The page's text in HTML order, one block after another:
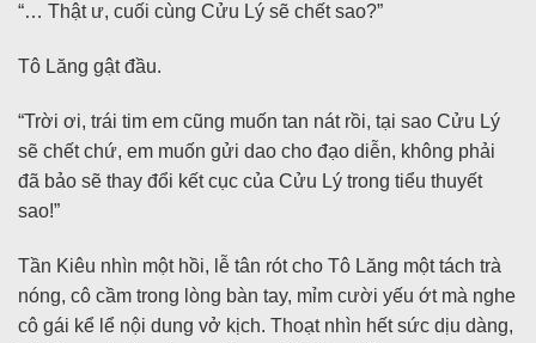
“… Thật ư, cuối cùng Cửu Lý sẽ chết sao?”
Tô Lăng gật đầu.
“Trời ơi, trái tim em cũng muốn tan nát rồi, tại sao Cửu Lý
sẽ chết chứ, em muốn gửi dao cho đạo diễn, không phải
đã bảo sẽ thay đổi kết cục của Cửu Lý trong tiểu thuyết
sao!”
Tần Kiêu nhìn một hồi, lễ tân rót cho Tô Lăng một tách trà
nóng, cô cầm trong lòng bàn tay, mỉm cười yếu ớt mà nghe
cô gái kể lể nội dung vở kịch. Thoạt nhìn hết sức dịu dàng,